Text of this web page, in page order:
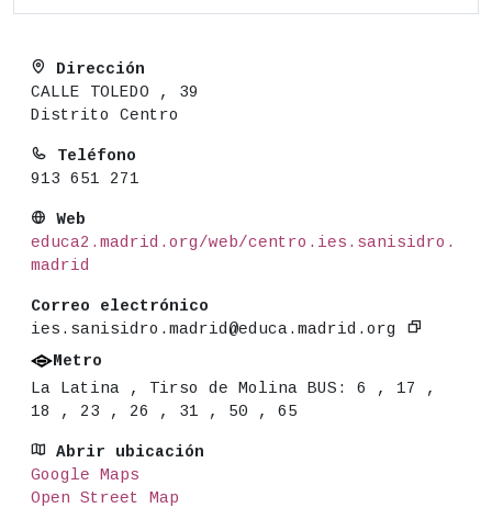
Dirección
CALLE TOLEDO , 39
Distrito Centro
Teléfono
913 651 271
Web
educa2.madrid.org/web/centro.ies.sanisidro.
madrid
Correo electrónico
ies.sanisidro.madrid@educa.madrid.org
Metro
La Latina , Tirso de Molina BUS: 6 , 17 ,
18 , 23 , 26 , 31 , 50 , 65
Abrir ubicación
Google Maps
Open Street Map